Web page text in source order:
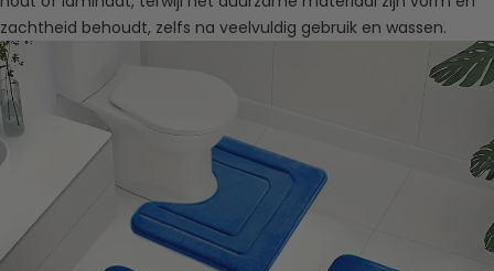
zachtheid behoudt, zelfs na veelvuldig gebruik en wassen.